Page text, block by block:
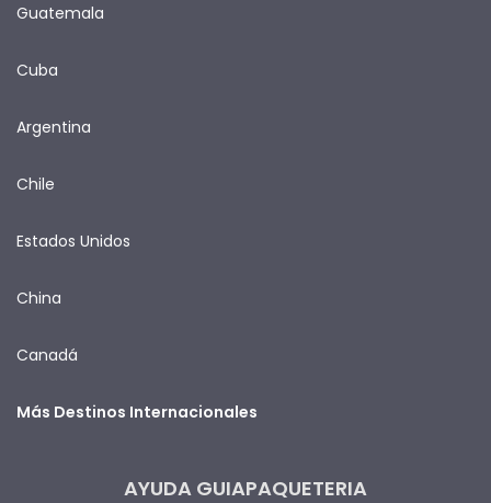
Guatemala
Cuba
Argentina
Chile
Estados Unidos
China
Canadá
Más Destinos Internacionales
AYUDA GUIAPAQUETERIA